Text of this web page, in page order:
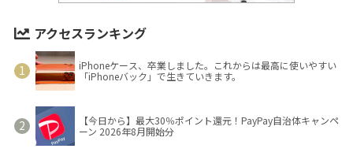
アクセスランキング
iPhoneケース、卒業しました。これからは最高に使いやすい
「iPhoneバック」で生きていきます。
【今日から】最大30％ポイント還元！PayPay自治体キャンペ
ーン 2026年8月開始分